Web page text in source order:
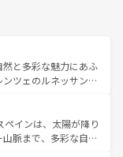
と多彩な魅力にあふ
ツェのルネッサンス
アマルフィ海岸の絶
の合間には、本場の
理を堪能することも
インは、太陽が降り
脈まで、多彩な自然